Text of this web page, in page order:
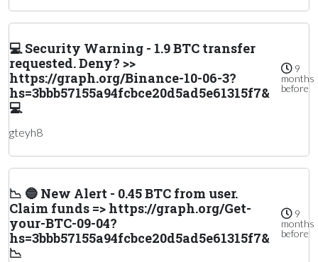
💻 Security Warning - 1.9 BTC transfer
requested. Deny? >>
https://graph.org/Binance-10-06-3?
hs=3bbb57155a94fcbce20d5ad5e61315f7&
💻
9
months
before
gteyh8
📉 🔵 New Alert - 0.45 BTC from user.
Claim funds => https://graph.org/Get-
your-BTC-09-04?
hs=3bbb57155a94fcbce20d5ad5e61315f7&
📉
9
months
before